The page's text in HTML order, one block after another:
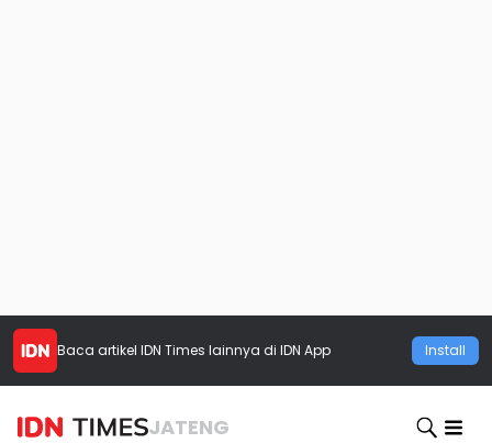
Baca artikel IDN Times lainnya di IDN App Install
JATENG